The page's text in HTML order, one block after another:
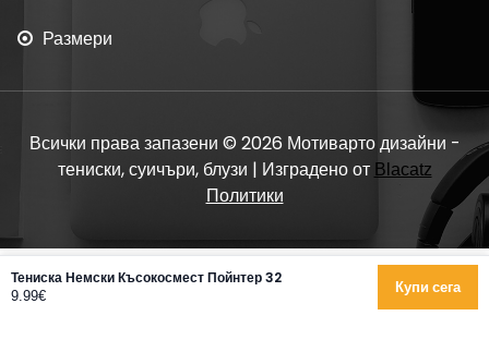
Размери
Всички права запазени © 2026 Мотиварто дизайни -
тениски, суичъри, блузи | Изградено от Blacatz
Политики
Тениска Немски Късокосмест Пойнтер 32
9.99€ Купи сега